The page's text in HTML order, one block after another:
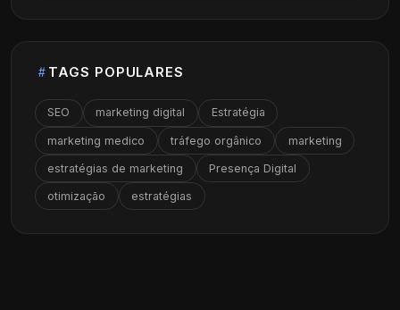
TAGS POPULARES
SEO marketing digital Estratégia
marketing medico tráfego orgânico marketing
estratégias de marketing Presença Digital
otimização estratégias